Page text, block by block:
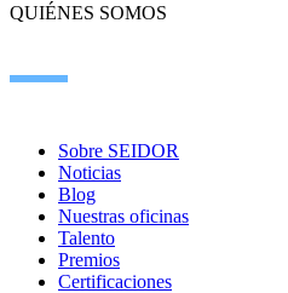
QUIÉNES SOMOS
Sobre SEIDOR
Noticias
Blog
Nuestras oficinas
Talento
Premios
Certificaciones